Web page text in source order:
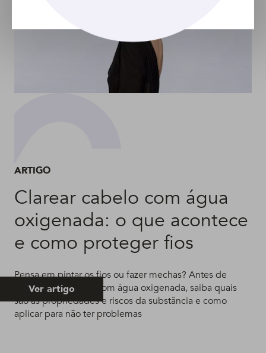
ARTIGO
Clarear cabelo com água
oxigenada: o que acontece
e como proteger fios
Pensa em pintar os fios ou fazer mechas? Antes de
descolorir o cabelo com água oxigenada, saiba quais
são as propriedades e riscos da substância e como
aplicar para não ter problemas
Ver artigo